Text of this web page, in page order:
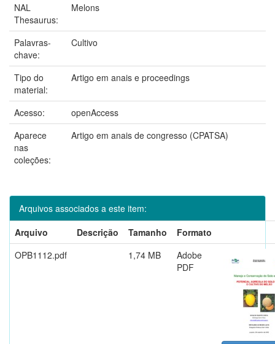
NAL
Thesaurus:
Melons
Palavras-
chave:
Cultivo
Tipo do
material:
Artigo em anais e proceedings
Acesso:
openAccess
Aparece
nas
coleções:
Artigo em anais de congresso (CPATSA)
Arquivos associados a este item:
Arquivo
Descrição Tamanho
Formato
OPB1112.pdf
1,74 MB
Adobe
PDF